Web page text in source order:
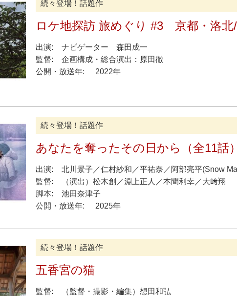
続々登場！話題作
ロケ地探訪 旅めぐり #3 京都・洛北
出演: ナビゲーター
森田成一
監督:
企画構成・総合演出 ： 原田徹
公開・放送年:
2022年
続々登場！話題作
あなたを奪ったその日から（全11話
出演: 北川景子 ／仁村紗和 ／平祐奈 ／ 阿部亮平(Snow
監督:
（演出）松木創 ／淵上正人 ／本間利幸 ／大﨑翔
脚本:
池田奈津子
公開・放送年:
2025年
続々登場！話題作
五香宮の猫
監督: （監督・撮影・編集）想田和弘